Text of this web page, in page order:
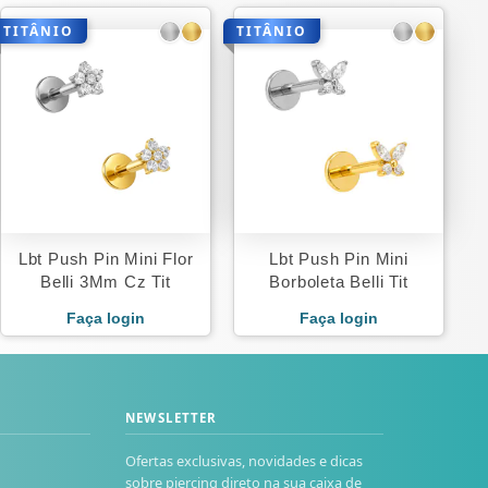
TITÂNIO
Lbt Push Pin Mini Flor
Belli 3Mm Cz Tit
Faça login
TITÂNIO
Lbt Push Pin Mini
Borboleta Belli Tit
Faça login
NEWSLETTER
Ofertas exclusivas, novidades e dicas
sobre piercing direto na sua caixa de